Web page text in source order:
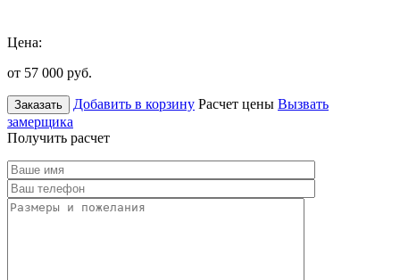
Цена:
от 57 000 руб.
Заказать Добавить в корзину Расчет цены Вызвать
замерщика
Получить расчет